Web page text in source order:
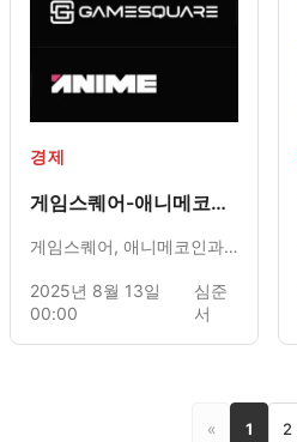
경제
게임스퀘어-애니메코인
게임스퀘어, 애니메코인과
털 자산 확대 및 페이즈 클랜
협력 기대
2025년 8월 13일
00:00
심준
서
« 1 2